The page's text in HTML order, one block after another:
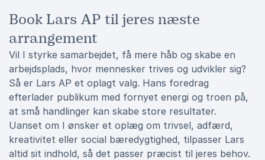
Book Lars AP til jeres næste
arrangement
Vil I styrke samarbejdet, få mere håb og skabe en
arbejdsplads, hvor mennesker trives og udvikler sig?
Så er Lars AP et oplagt valg. Hans foredrag
efterlader publikum med fornyet energi og troen på,
at små handlinger kan skabe store resultater.
Uanset om I ønsker et oplæg om trivsel, adfærd,
kreativitet eller social bæredygtighed, tilpasser Lars
altid sit indhold, så det passer præcist til jeres behov.